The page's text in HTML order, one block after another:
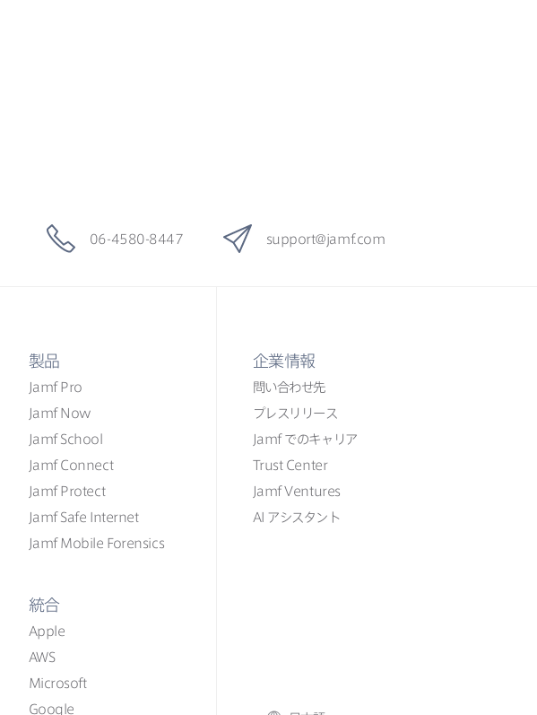
06-4580-8447 support@jamf. com
製品
Jamf Pro
Jamf Now
Jamf School
Jamf Connect
Jamf Protect
Jamf Safe Internet
Jamf Mobile Forensics
統合
Apple
AWS
Microsoft
Google
企業情報
問い​合わせ先
プレスリリース
Jamf での​​キャリア
Trust Center
Jamf Ventures
AI アシスタント